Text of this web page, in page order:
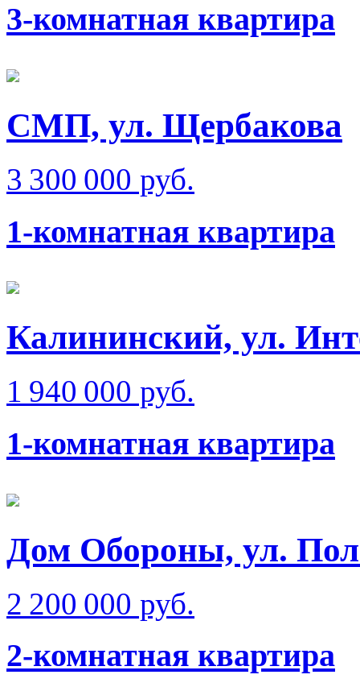
3-комнатная квартира
СМП, ул. Щербакова
3 300 000 руб.
1-комнатная квартира
Калининский, ул.
1 940 000 руб.
1-комнатная квартира
Дом Обороны, ул.
2 200 000 руб.
2-комнатная квартира